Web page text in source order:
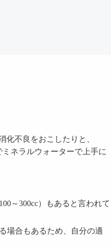
不良をおこしたりと、
ネラルウォーターで上手に
～300cc）もあると言われて
場合もあるため、自分の適